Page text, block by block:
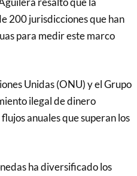
200 jurisdicciones que han
para medir este marco
Unidas (ONU) y el Grupo
ilegal de dinero
anuales que superan los
ha diversificado los